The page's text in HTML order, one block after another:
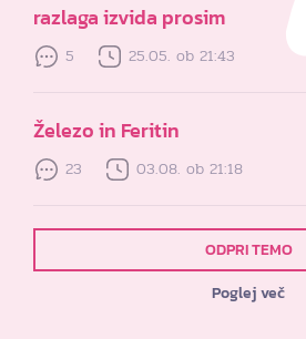
razlaga izvida prosim
5 25.05. ob 21:43
Železo in Feritin
23 03.08. ob 21:18
ODPRI TEMO
Poglej več